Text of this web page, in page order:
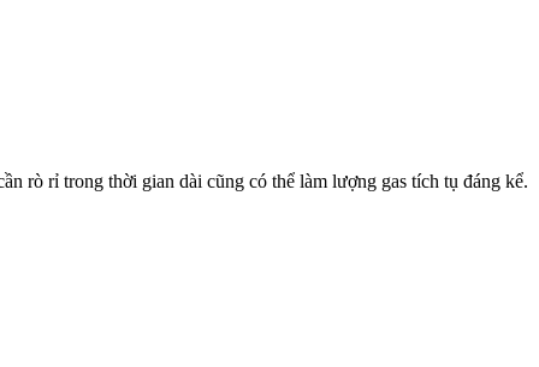
rò rỉ trong thời gian dài cũng có thể làm lượng gas tích tụ đáng kể.